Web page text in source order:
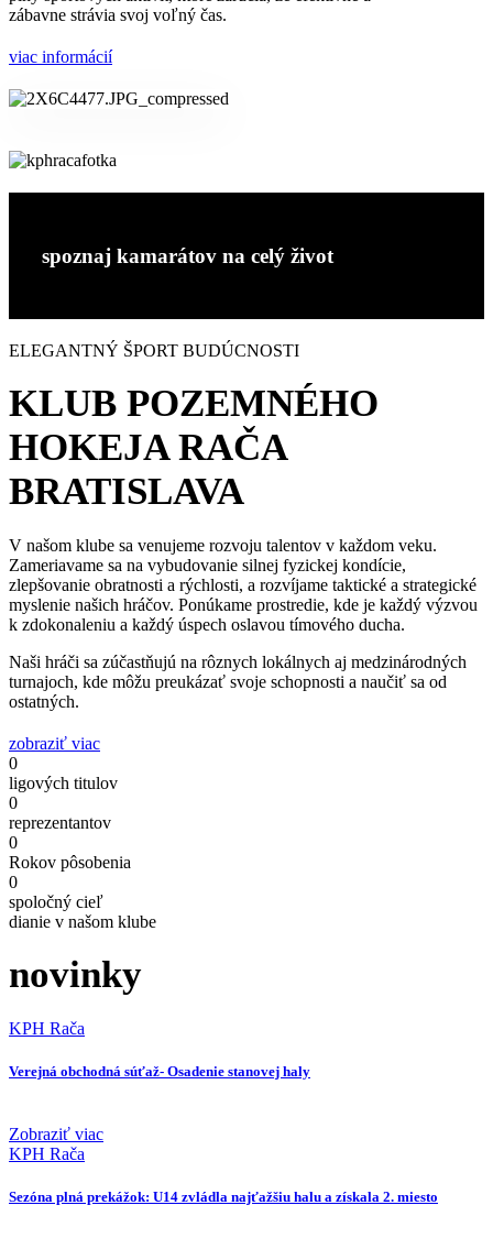
zábavne strávia svoj voľný čas.
viac informácií
spoznaj kamarátov na celý život
ELEGANTNÝ ŠPORT BUDÚCNOSTI
KLUB POZEMNÉHO
HOKEJA RAČA
BRATISLAVA
V našom klube sa venujeme rozvoju talentov v každom veku.
Zameriavame sa na vybudovanie silnej fyzickej kondície,
zlepšovanie obratnosti a rýchlosti, a rozvíjame taktické a strategické
myslenie našich hráčov. Ponúkame prostredie, kde je každý výzvou
k zdokonaleniu a každý úspech oslavou tímového ducha.
Naši hráči sa zúčastňujú na rôznych lokálnych aj medzinárodných
turnajoch, kde môžu preukázať svoje schopnosti a naučiť sa od
ostatných.
zobraziť viac
0
ligových titulov
0
reprezentantov
0
Rokov pôsobenia
0
spoločný cieľ
dianie v našom klube
novinky
KPH Rača
Verejná obchodná súťaž- Osadenie stanovej haly
Zobraziť viac
KPH Rača
Sezóna plná prekážok: U14 zvládla najťažšiu halu a získala 2. miesto